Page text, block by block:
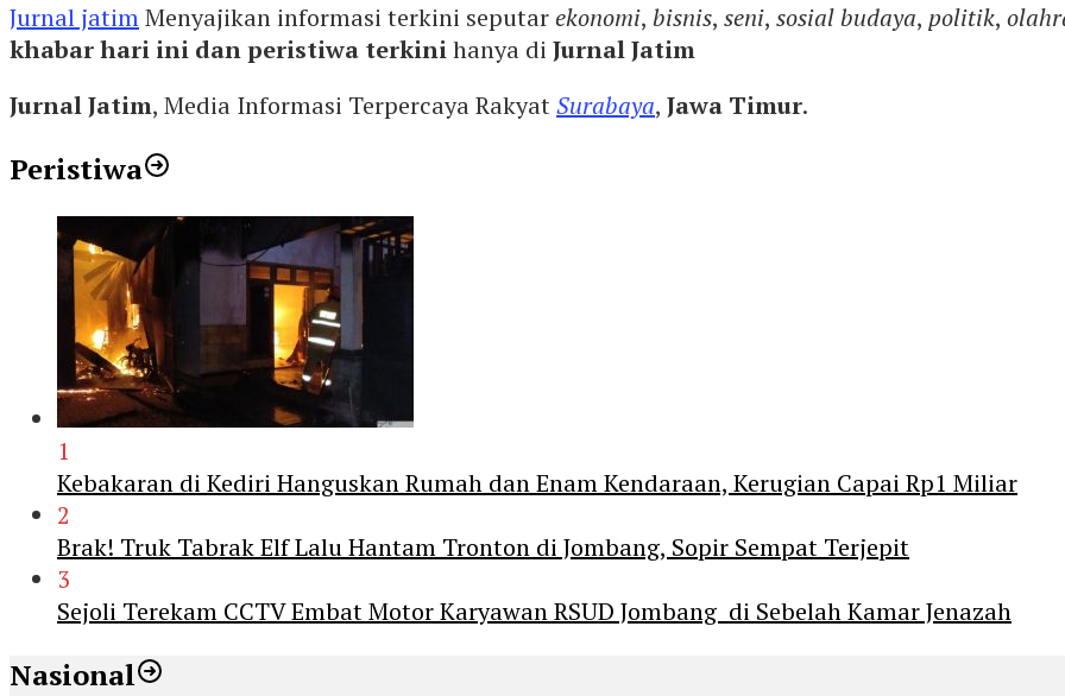
Jurnal jatimMenyajikan informasi terkini seputarekonomi, bisnis, seni, sosial budaya, politik,
khabar hari ini dan peristiwa terkinihanya di Jurnal Jatim
Jurnal Jatim, Media Informasi Terpercaya RakyatSurabaya, Jawa Timur.
Peristiwa
1
Kebakaran di Kediri Hanguskan Rumah dan Enam Kendaraan, Kerugian Capai Rp1 Miliar
2
Brak! Truk Tabrak Elf Lalu Hantam Tronton di Jombang, Sopir Sempat Terjepit
3
Sejoli Terekam CCTV Embat Motor Karyawan RSUD Jombang di Sebelah Kamar Jenazah
Nasional